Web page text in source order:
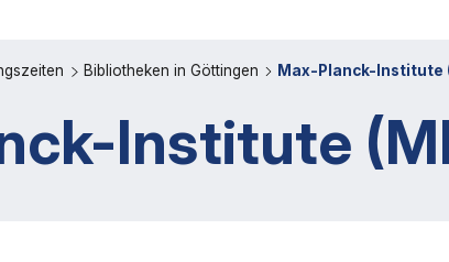
Bibliotheken in Göttingen Max-Planck-Institute
Institute